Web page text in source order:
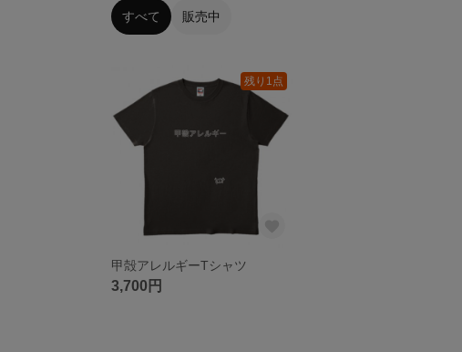
すべて 販売中
残り1点
甲殻アレルギーTシャツ
3,700円